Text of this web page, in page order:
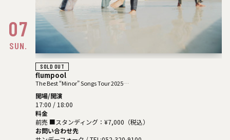
07
SUN.
SOLD OUT
flumpool
The Best “Minor” Songs Tour 2025
開場/開演
17:00 / 18:00
料金
前売 ■スタンディング：¥7,000（税込）
お問い合わせ先